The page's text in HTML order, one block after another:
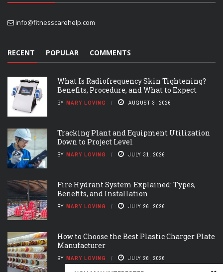
info@fitnesscarehelp.com
RECENT POPULAR COMMENTS
What Is Radiofrequency Skin Tightening?
Benefits, Procedure, and What to Expect
BY MARY LOVING AUGUST 3, 2026
Tracking Plant and Equipment Utilization
Down to Project Level
BY MARY LOVING JULY 31, 2026
Fire Hydrant System Explained: Types,
Benefits, and Installation
BY MARY LOVING JULY 26, 2026
How to Choose the Best Plastic Charger Plate
Manufacturer
BY MARY LOVING JULY 26, 2026